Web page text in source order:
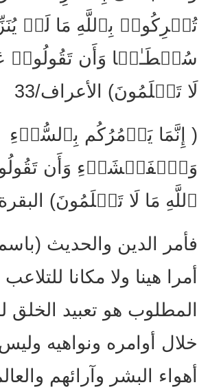
تُشۡرِكُوا۟ بِٱللَّهِ مَا لَمۡ
سُلۡطَـٰنࣰا وَأَن تَقُولُوا۟
لَا تَعۡلَمُونَ) الأعراف/33
( إِنَّمَا یَأۡمُرُكُم بِٱلسُّوۤءِ
وَٱلۡفَحۡشَاۤءِ وَأَن
ٱللَّهِ مَا لَا تَعۡلَمُونَ) البقرة/
فأمر الدين والحديث
أمرا هينا ولا مكانا
المطلوب هو تعبيد الخلق
خلال أوامره ونواهيه
أهواء البشر وآرائهم